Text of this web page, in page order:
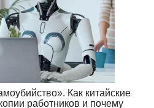
Как китайские
работников и почему